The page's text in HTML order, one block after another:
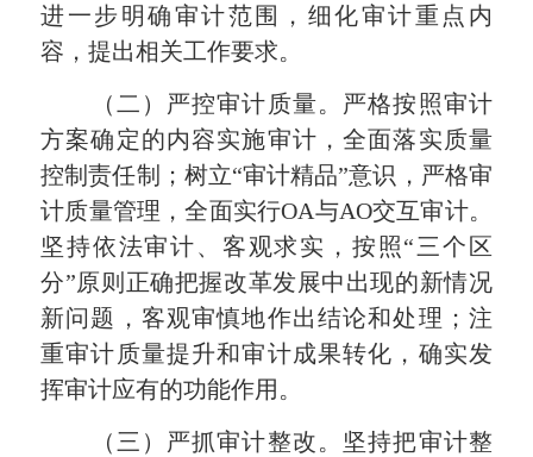
进一步明确审计范围，细化审计重点内
容，提出相关工作要求。
（二）严控审计质量。 严格按照审计
方案确定的内容实施审计，全面落实质量
控制责任制；树立“审计精品”意识，严格审
计质量管理，全面实行OA与AO交互审计。
坚持依法审计、客观求实，按照“三个区
分”原则正确把握改革发展中出现的新情况
新问题，客观审慎地作出结论和处理；注
重审计质量提升和审计成果转化，确实发
挥审计应有的功能作用。
（三）严抓审计整改。 坚持把审计整